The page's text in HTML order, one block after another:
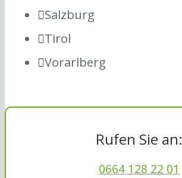
Salzburg
Tirol
Vorarlberg
Rufen Sie an:
0664 128 22 01